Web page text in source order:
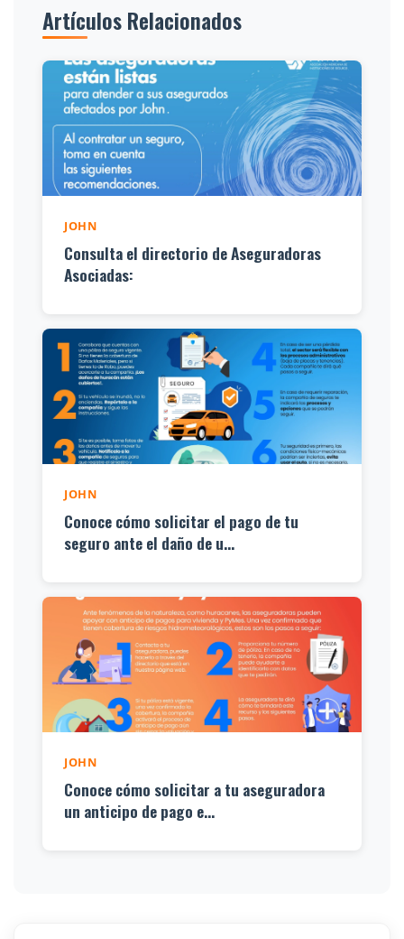
Artículos Relacionados
JOHN
Consulta el directorio de Aseguradoras
Asociadas:
JOHN
Conoce cómo solicitar el pago de tu
seguro ante el daño de u...
JOHN
Conoce cómo solicitar a tu aseguradora
un anticipo de pago e...